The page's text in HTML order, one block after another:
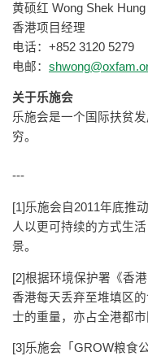
黄硕红 Wong Shek Hung
香港项目经理
电话：+852 3120 5279
电邮：
关于乐施会
乐施会是一个国际扶贫
穷。
---
[1]乐施会自2011年底推
人以更可持续的方式生
景。
[2]根据环境保护署《香
香港每天丢弃至堆填区
士的重量，亦占全港都市
[3]乐施会「GROW粮食